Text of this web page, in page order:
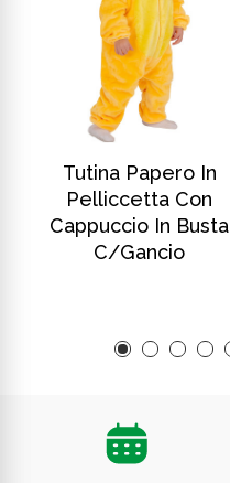
Tutina Papero In
Pelliccetta Con
Cappuccio In Busta
C/gancio